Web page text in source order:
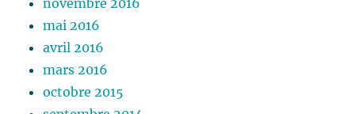
novembre 2016
mai 2016
avril 2016
mars 2016
octobre 2015